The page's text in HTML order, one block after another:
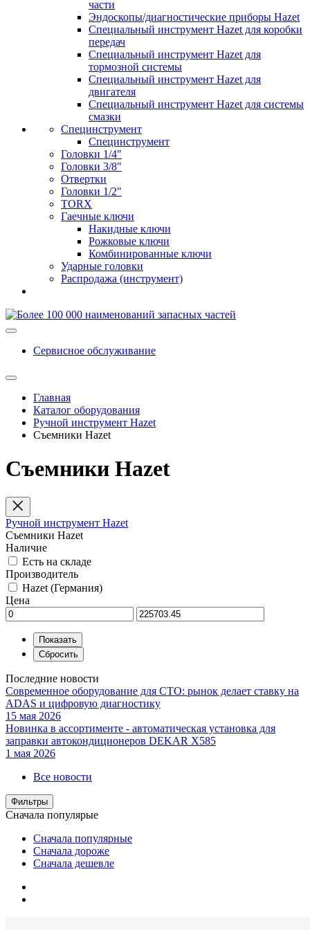
части
Эндоскопы/диагностические приборы Hazet
Специальный инструмент Hazet для коробки
передач
Специальный инструмент Hazet для
тормозной системы
Специальный инструмент Hazet для
двигателя
Специальный инструмент Hazet для системы
смазки
Специнструмент
Специнструмент
Головки 1/4"
Головки 3/8"
Отвертки
Головки 1/2"
TORX
Гаечные ключи
Накидные ключи
Рожковые ключи
Комбинированные ключи
Ударные головки
Распродажа (инструмент)
Сервисное обслуживание
Главная
Каталог оборудования
Ручной инструмент Hazet
Съемники Hazet
Съемники Hazet
Ручной инструмент Hazet
Съемники Hazet
Наличие
Есть на складе
Производитель
Hazet (Германия)
Цена
Последние новости
Современное оборудование для СТО: рынок делает ставку на
ADAS и цифровую диагностику
15 мая 2026
Новинка в ассортименте - автоматическая установка для
заправки автокондиционеров DEKAR X585
1 мая 2026
Все новости
Фильтры
Сначала популярые
Сначала популярные
Сначала дороже
Сначала дешевле